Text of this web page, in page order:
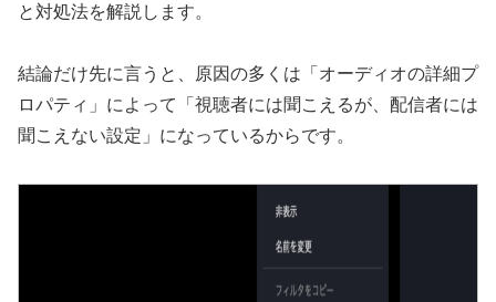
と対処法を解説します。
結論だけ先に言うと、原因の多くは「オーディオの詳細プ
ロパティ」によって「視聴者には聞こえるが、配信者には
聞こえない設定」になっているからです。